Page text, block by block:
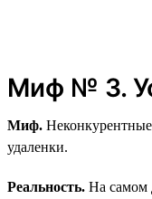
Миф № 3.
Миф.
удаленки.
Реальность. На самом